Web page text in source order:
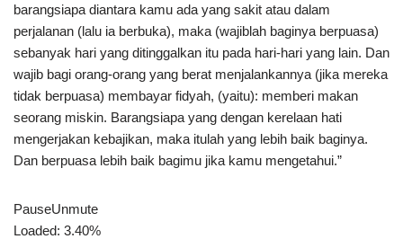
barangsiapa diantara kamu ada yang sakit atau dalam
perjalanan (lalu ia berbuka), maka (wajiblah baginya berpuasa)
sebanyak hari yang ditinggalkan itu pada hari-hari yang lain. Dan
wajib bagi orang-orang yang berat menjalankannya (jika mereka
tidak berpuasa) membayar fidyah, (yaitu): memberi makan
seorang miskin. Barangsiapa yang dengan kerelaan hati
mengerjakan kebajikan, maka itulah yang lebih baik baginya.
Dan berpuasa lebih baik bagimu jika kamu mengetahui.”
PauseUnmute
Loaded: 3.40%